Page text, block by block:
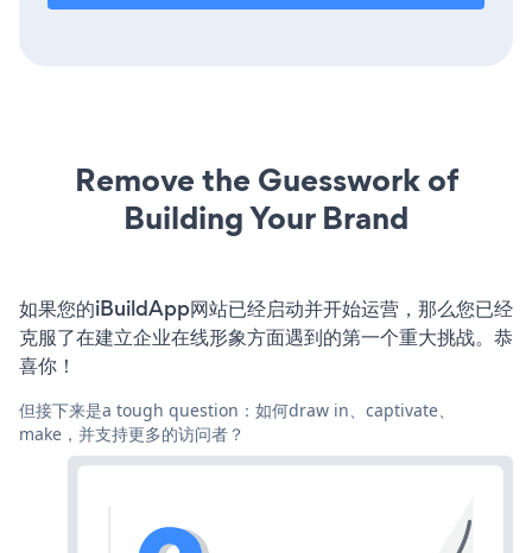
Remove the Guesswork of
Building Your Brand
如果您的iBuildApp网站已经启动并开始运营，那么您已经
克服了在建立企业在线形象方面遇到的第一个重大挑战。恭
喜你！
但接下来是a tough question：如何draw in、captivate、
make，并支持更多的访问者？